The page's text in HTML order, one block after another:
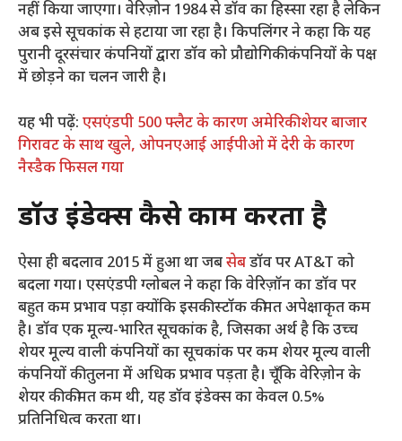
नहीं किया जाएगा। वेरिज़ोन 1984 से डॉव का हिस्सा रहा है लेकिन
अब इसे सूचकांक से हटाया जा रहा है। किपलिंगर ने कहा कि यह
पुरानी दूरसंचार कंपनियों द्वारा डॉव को प्रौद्योगिकी कंपनियों के पक्ष
में छोड़ने का चलन जारी है।
यह भी पढ़ें: एसएंडपी 500 फ्लैट के कारण अमेरिकी शेयर बाजार
गिरावट के साथ खुले, ओपनएआई आईपीओ में देरी के कारण
नैस्डैक फिसल गया
डॉउ इंडेक्स कैसे काम करता है
ऐसा ही बदलाव 2015 में हुआ था जबसेबडॉव पर AT&T को
बदला गया। एसएंडपी ग्लोबल ने कहा कि वेरिज़ॉन का डॉव पर
बहुत कम प्रभाव पड़ा क्योंकि इसकी स्टॉक कीमत अपेक्षाकृत कम
है। डॉव एक मूल्य-भारित सूचकांक है, जिसका अर्थ है कि उच्च
शेयर मूल्य वाली कंपनियों का सूचकांक पर कम शेयर मूल्य वाली
कंपनियों की तुलना में अधिक प्रभाव पड़ता है। चूँकि वेरिज़ोन के
शेयर की कीमत कम थी, यह डॉव इंडेक्स का केवल 0.5%
प्रतिनिधित्व करता था।